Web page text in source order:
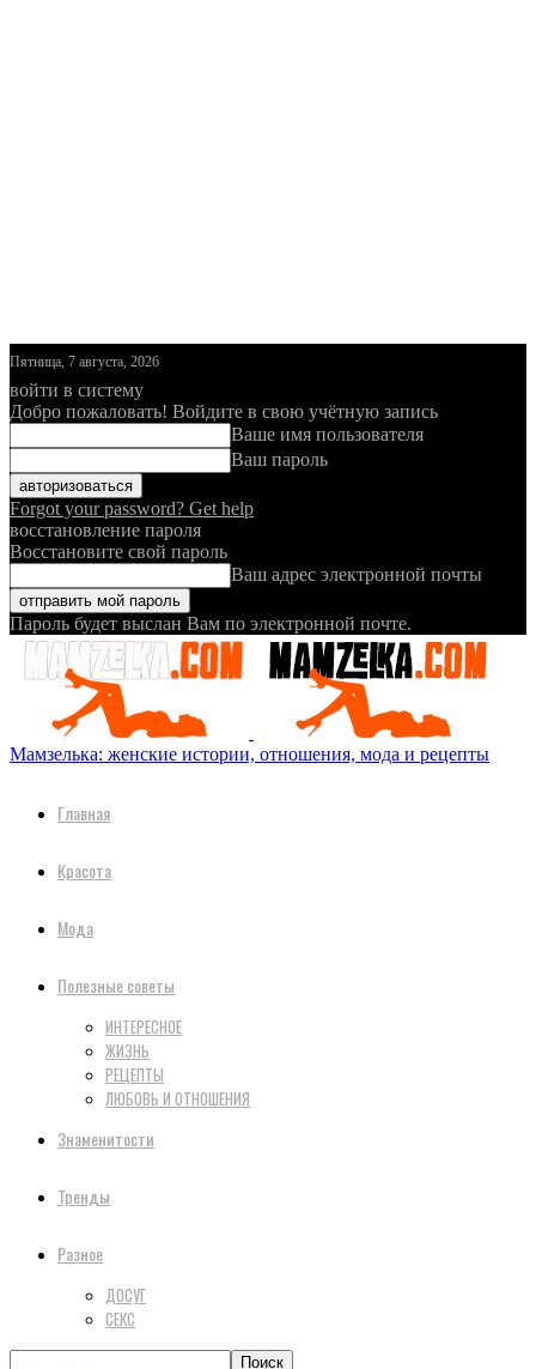
Пятница, 7 августа, 2026
войти в систему
Добро пожаловать! Войдите в свою учётную запись
Ваше имя пользователя
Ваш пароль
Forgot your password? Get help
восстановление пароля
Восстановите свой пароль
Ваш адрес электронной почты
Пароль будет выслан Вам по электронной почте.
Мамзелька: женские истории, отношения, мода и рецепты
Главная
Красота
Мода
Полезные советы
ИНТЕРЕСНОЕ
ЖИЗНЬ
РЕЦЕПТЫ
ЛЮБОВЬ И ОТНОШЕНИЯ
Знаменитости
Тренды
Разное
ДОСУГ
СЕКС